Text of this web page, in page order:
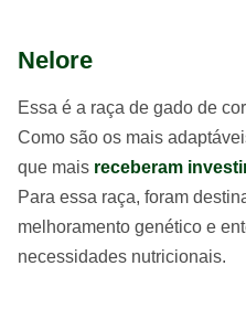
Nelore
Essa é a raça de gado de
Como são os mais
que mais receberam
Para essa raça, foram
melhoramento genético e
necessidades nutricionais.